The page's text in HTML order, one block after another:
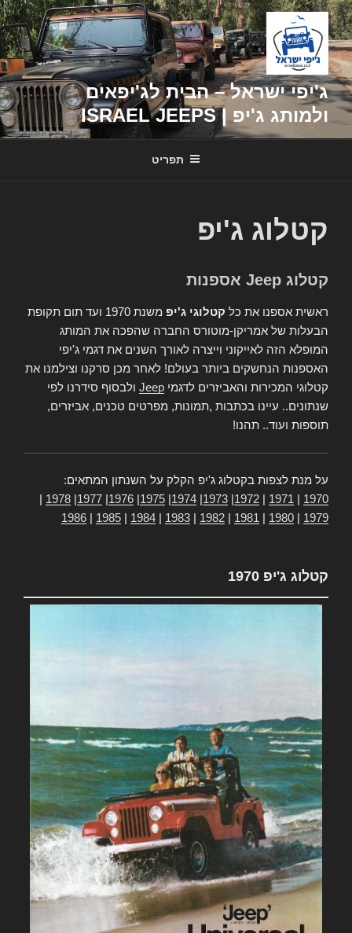
דילוג
לתוכן
ג'יפי ישראל – הבית לג'יפאים
ולמותג ג'יפ | ISRAEL JEEPS
תפריט
קטלוג ג'יפ
קטלוג Jeep אספנות
ראשית אספנו את כל קטלוגי ג'יפ
משנת 1970 ועד תום תקופת
הבעלות של אמריקן-מוטורס החברה שהפכה את המותג
המופלא הזה לאייקוני וייצרה לאורך השנים את דגמי ג'יפי
האספנות הנחשקים ביותר בעולם! לאחר מכן סרקנו וצילמנו את
קטלוגי המכירות והאביזרים לדגמי Jeep ולבסוף סידרנו לפי
שנתונים.. עיינו בכתבות ,תמונות, מפרטים טכנים, אביזרים,
תוספות ועוד.. תהנו!
על מנת לצפות בקטלוג ג'יפ הקלק על השנתון המתאים:
1970
1971
1972
1973
1974
1975
1976
1977
1978
1979
1980
1981
1982
1983
1984
1985
1986
קטלוג ג'יפ 1970